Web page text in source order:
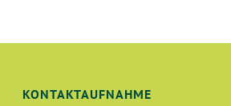
KONTAKTAUFNAHME